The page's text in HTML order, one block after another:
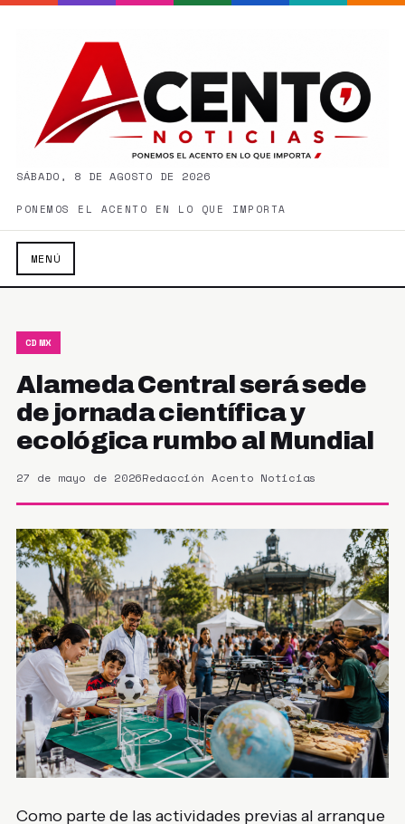
SÁBADO, 8 DE AGOSTO DE 2026
PONEMOS EL ACENTO EN LO QUE IMPORTA
MENÚ
CDMX
Alameda Central será sede
de jornada científica y
ecológica rumbo al Mundial
27 de mayo de 2026Redacción Acento Noticias
Como parte de las actividades previas al arranque